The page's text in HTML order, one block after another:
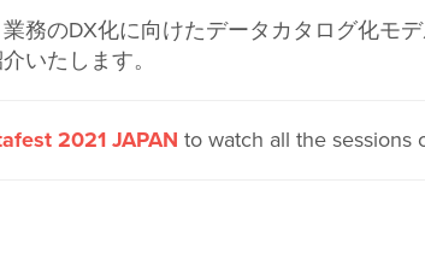
務のDX化に向けたデータカタログ化モ
いたします。
2021 JAPAN to watch all the sessions